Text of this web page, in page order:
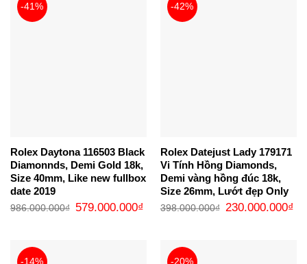
-41%
Rolex Daytona 116503 Black
Diamonnds, Demi Gold 18k,
Size 40mm, Like new fullbox
date 2019
986.000.000₫
Giá
gốc
579.000.000₫Giá
hiện
-42%
Rolex Datejust Lady 179171
Vi Tính Hồng Diamonds,
Demi vàng hồng đúc 18k,
Size 26mm, Lướt đẹp Only
398.000.000₫
Giá
gốc
230.000.000₫
-14% -20%